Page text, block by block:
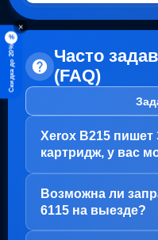
×
%
Скидка до 20%
Часто
(FAQ)
Xerox B215 пишет
картридж, у вас
В вашем случае,
Проблема с блоком
него просто
Возможна ли
6115 на выезде?